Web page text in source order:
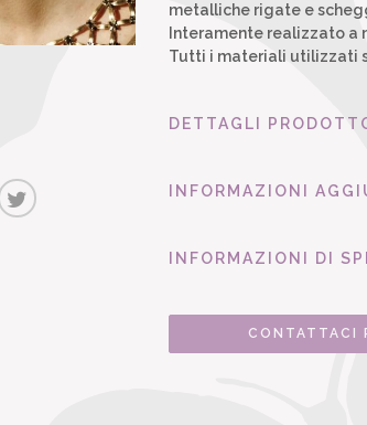
metalliche rigate e
Interamente realizzato a
Tutti i materiali utilizzati
DETTAGLI
INFORMAZIONI
INFORMAZIONI DI
CONTATTACI